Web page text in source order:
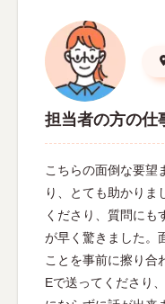
担当者の方の仕
こちらの面倒な要望
り、とても助かりま
くださり、質問にも
が早く驚きました。
ことを事前に擦り合
Eで送ってくださり